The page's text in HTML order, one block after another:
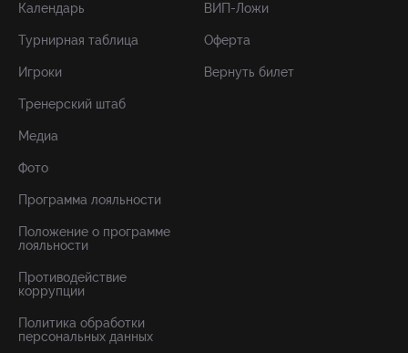
Календарь
Турнирная таблица
Игроки
Тренерский штаб
Медиа
Фото
Программа лояльности
Положение о программе
лояльности
Противодействие
коррупции
Политика обработки
персональных данных
ВИП-Ложи
Оферта
Вернуть билет